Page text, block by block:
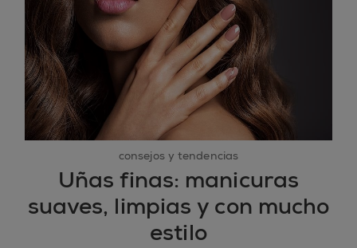
consejos y tendencias
Uñas finas: manicuras
suaves, limpias y con mucho
estilo